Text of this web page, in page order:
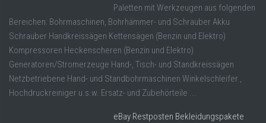
Paletten mit Werkzeugen aus folgenden
Bereichen: Bohrmaschinen, Bohrhämmer- und Schrauber Akku
Schrauber Handkreissägen Kettensägen (Benzin und Elektro)
Kompressoren Heckenscheren (Benzin und Elektro)
Generatoren/Stromerzeuge Hand-, Tisch- und Standkreissägen
Netzbetriebene Hand- und Standbohrmaschinen Winkelschleifer ,
Hochdruckreiniger u.s.w. Ersatz- und Zubehörteile ...
eBay Restposten Bekleidungspakete